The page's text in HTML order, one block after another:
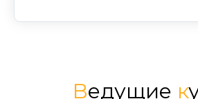
Ведущие к